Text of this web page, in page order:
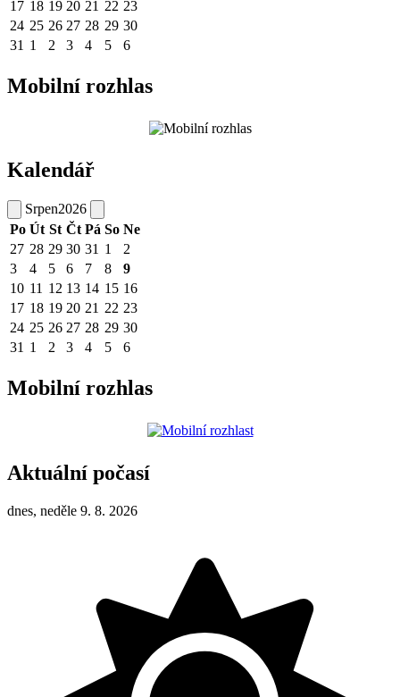
17 18 19 20 21 22 23
24 25 26 27 28 29 30
31 1 2 3 4 5 6
Mobilní rozhlas
Kalendář
Srpen2026
Po Út St Čt Pá So Ne
27 28 29 30 31 1
2
3
4 5 6 7 8
9
10 11 12 13 14 15 16
17 18 19 20 21 22 23
24 25 26 27 28 29 30
31 1 2 3 4 5 6
Mobilní rozhlas
Aktuální počasí
dnes, neděle 9. 8. 2026